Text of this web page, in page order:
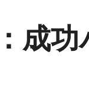
成